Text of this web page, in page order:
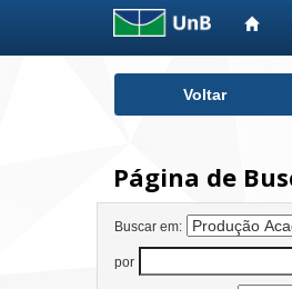
Voltar
Página de
Buscar em:
por